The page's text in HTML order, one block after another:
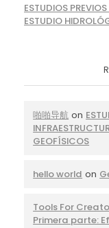
ESTUDIOS
ESTUDIO
啪啪导航 on
GEOFÍSICOS
hello world on
Tools For
Primera parte: